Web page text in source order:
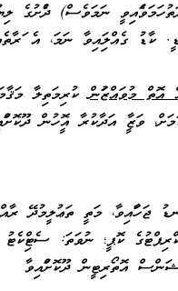
ނަމަވެސް) ދެފުށުގެ
ކާޑު ގެއްލިފައިވާ ނަމަ، އެ
މުވައްޒަފުންކުރިމަތިލާ
ވަޒީފާ އަދާކުރާ އޮފީހުން
މަތީ ތަޢުލީމުދޭ
ކޮޕީ؛ ނުވަތަ:
އޮތޯރިޓީން ދޫކޮށްފައިވާ